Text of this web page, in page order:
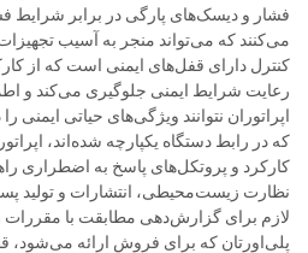
فشار و دیسک‌های پارگی در برابر
می‌کنند که می‌تواند منجر به آسیب
کنترل دارای قفل‌های ایمنی است که از
رعایت شرایط ایمنی جلوگیری می‌کند و
اپراتوران نتوانند ویژگی‌های حیاتی
که در رابط دستگاه یکپارچه شده‌اند،
کارکرد و پروتکل‌های پاسخ به اضطراری
نظارت زیست‌محیطی، انتشارات و تولید
لازم برای گزارش‌دهی مطابقت با مقررات
پلی‌اورتان که برای فروش ارائه می‌شود،